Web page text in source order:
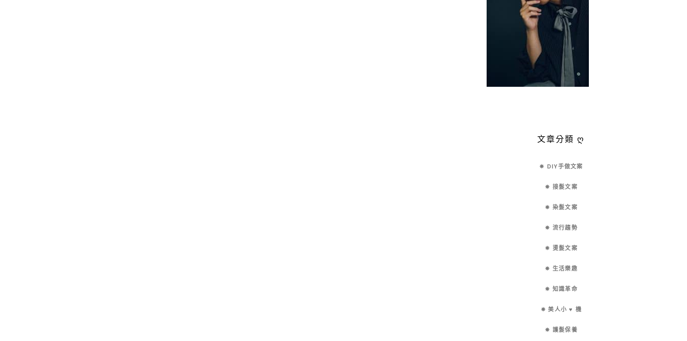
文章分類 ღ
✵ DIY手做文案
✵ 接髮文案
✵ 染髮文案
✵ 流行趨勢
✵ 燙髮文案
✵ 生活樂趣
✵ 知識革命
✵ 美人小 ♥ 機
✵ 護髮保養